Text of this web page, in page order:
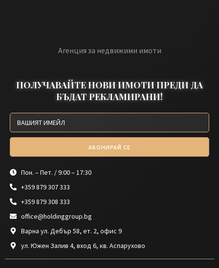
Агенция за недвижими имоти
ПОЛУЧАВАЙТЕ НОВИ ИМОТИ ПРЕДИ ДА
БЪДАТ РЕКЛАМИРАНИ!
АБОНИРАЙ СЕ
Пон. – Пет. / 9:00 – 17:30
+359 879 307 333
+359 879 308 333
office@holdinggroup.bg
Варна ул. Дебър 58, ет. 2, офис 9
ул. Южен Залив 4, вход 6, кв. Аспарухово